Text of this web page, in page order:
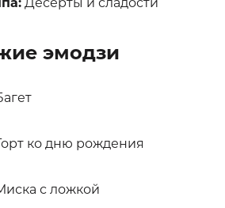
эмодзи
ко дню рождения
с ложкой